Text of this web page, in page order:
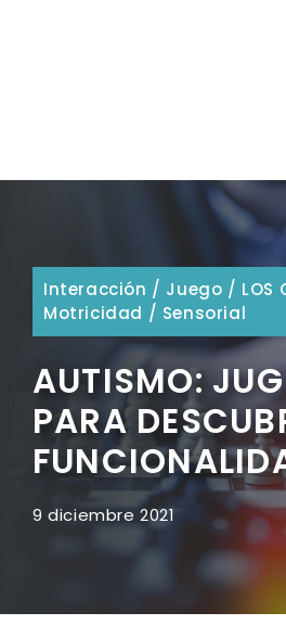
Interacción / Juego / LOS
Motricidad / Sensorial
AUTISMO:
PARA
9 diciembre 2021